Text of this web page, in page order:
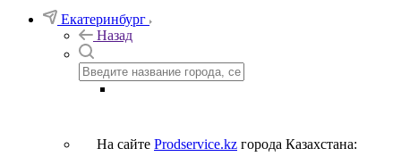
Екатеринбург
Назад
На сайте Prodservice.kz города Казахстана: